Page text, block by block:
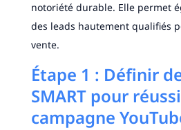
notoriété durable. Elle permet
des leads hautement qualifiés
vente.
Étape 1 : Définir
SMART pour
campagne